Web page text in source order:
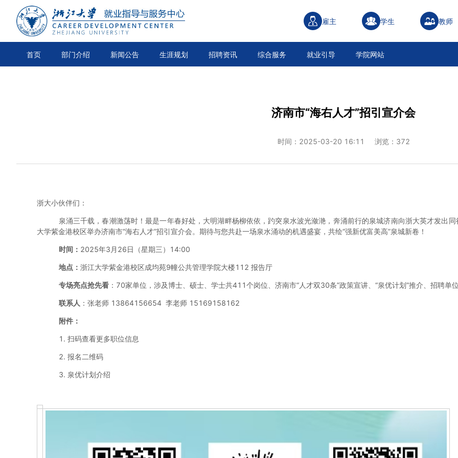
雇主 学生 教师
首页 部门介绍 新闻公告 生涯规划 招聘资讯 综合服务 就业引导 学院网站
济南市“海右人才”招引宣介会
时间：2025-03-20 16:11 浏览：372
浙大小伙伴们：
泉涌三千载，春潮激荡时！最是一年春好处，大明湖畔杨柳依依，趵突泉水波光潋滟，奔涌前行的泉城济南向浙大英才发出
大学紫金港校区举办济南市“海右人才”招引宣介会。期待与您共赴一场泉水涌动的机遇盛宴，共绘“强新优富美高”泉城新卷！
时间： 2025年3月26日（星期三）14:00
地点： 浙江大学紫金港校区成均苑9幢公共管理学院大楼112 报告厅
专场亮点抢先看：70家单位，涉及博士、硕士、学士共411个岗位、济南市“人才双30条”政策宣讲、“泉优计划”推介、招聘单
联系人 ：张老师 13864156654 李老师 15169158162
附件：
1. 扫码查看更多职位信息
2. 报名二维码
3. 泉优计划介绍